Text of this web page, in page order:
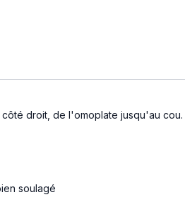
droit, de l'omoplate jusqu'au cou.
soulagé